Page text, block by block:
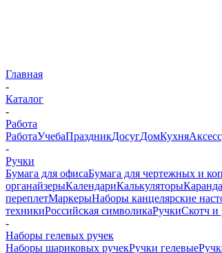
Главная
-
Каталог
-
Работа
РаботаУчебаПраздникДосугДомКухня
-
Ручки
Бумага для офисаБумага для чертежных и
органайзерыКалендариКалькуляторы
переплетМаркерыНаборы канцелярские
техникиРоссийская символикаРучкиСкотч и
-
Наборы гелевых ручек
Наборы шариковых ручекРучки гелевые